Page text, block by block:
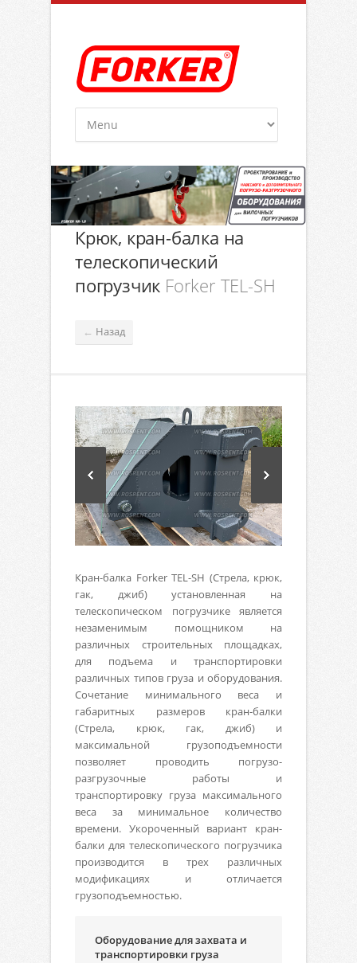
Крюк, кран-балка на
телескопический
погрузчик Forker TEL-SH
← Назад
Кран-балка Forker TEL-SH (Стрела, крюк,
гак, джиб) установленная на
телескопическом погрузчике является
незаменимым помощником на
различных строительных площадках,
для подъема и транспортировки
различных типов груза и оборудования.
Сочетание минимального веса и
габаритных размеров кран-балки
(Стрела, крюк, гак, джиб) и
максимальной грузоподъемности
позволяет проводить погрузо-
разгрузочные работы и
транспортировку груза максимального
веса за минимальное количество
времени. Укороченный вариант кран-
балки для телескопического погрузчика
производится в трех различных
модификациях и отличается
грузоподъемностью.
Оборудование для захвата и
транспортировки груза